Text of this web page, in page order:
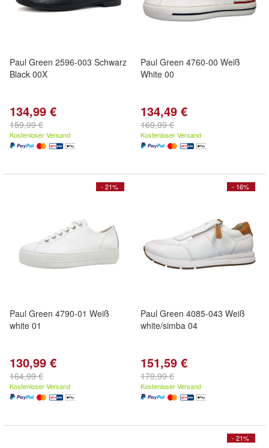
Paul Green 2596-003 Schwarz
Black 00X
134,99 €
159,99 €
Kostenloser Versand
Paul Green 4760-00 Weiß
White 00
134,49 €
169,99 €
Kostenloser Versand
- 21%
Paul Green 4790-01 Weiß
white 01
130,99 €
164,99 €
Kostenloser Versand
- 16%
Paul Green 4085-043 Weiß
white/simba 04
151,59 €
179,99 €
Kostenloser Versand
- 21%